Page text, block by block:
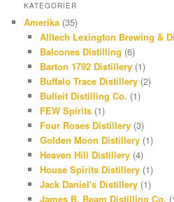
b
o
e
d
s
a
a
m
i
e
s
KATEGORIER
Amerika (35)
Alltech Lexington Brewing &
Balcones Distilling (6)
Barton 1792 Distillery(1)
Buffalo Trace Distillery(2)
Bulleit Distilling Co. (1)
FEW Spirits(1)
Four Roses Distillery(3)
Golden Moon Distillery(1)
Heaven Hill Distillery(4)
House Spirits Distillery(1)
Jack Daniel's Distillery(1)
James B. Beam Distilling Co.